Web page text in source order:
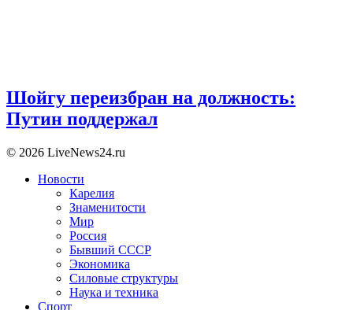
Шойгу переизбран на должность:
Путин поддержал
© 2026 LiveNews24.ru
Новости
Карелия
Знаменитости
Мир
Россия
Бывший СССР
Экономика
Силовые структуры
Наука и техника
Спорт